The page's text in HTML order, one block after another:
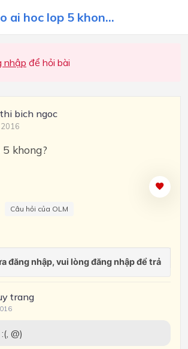
ai hoc lop 5 khon...
nhập để hỏi bài
bich ngoc
khong?
Câu hỏi của OLM
trang
@)